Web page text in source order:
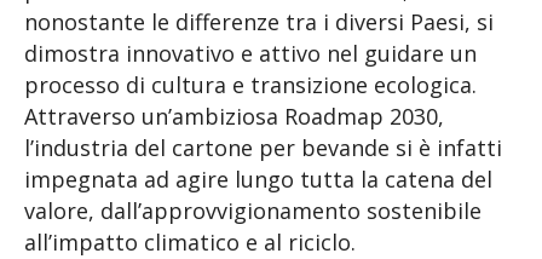
nonostante le differenze tra i diversi Paesi, si
dimostra innovativo e attivo nel guidare un
processo di cultura e transizione ecologica.
Attraverso un’ambiziosa Roadmap 2030,
l’industria del cartone per bevande si è infatti
impegnata ad agire lungo tutta la catena del
valore, dall’approvvigionamento sostenibile
all’impatto climatico e al riciclo.